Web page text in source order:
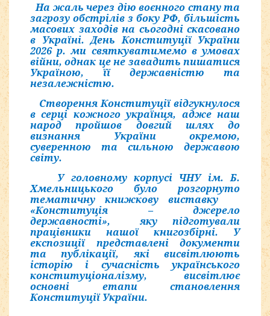
На жаль через дію воєнного стану та
загрозу обстрілів з боку РФ, більшість
масових заходів на сьогодні скасовано
в Україні. День Конституції України
2026 р. ми святкуватимемо в умовах
війни, однак це не завадить пишатися
Україною, її державністю та
незалежністю.
Створення Конституції відгукнулося
в серці кожного українця, адже наш
народ пройшов довгий шлях до
визнання України окремою,
суверенною та сильною державою
світу.
У головному корпусі ЧНУ ім. Б.
Хмельницького було розгорнуто
тематичну книжкову виставку
«Конституція – джерело
державності», яку підготували
працівники нашої книгозбірні. У
експозиції представлені документи
та публікації, які висвітлюють
історію і сучасність українського
конституціоналізму, висвітлює
основні етапи становлення
Конституції України.